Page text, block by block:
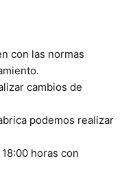
con las normas
cambios de
podemos realizar
horas con